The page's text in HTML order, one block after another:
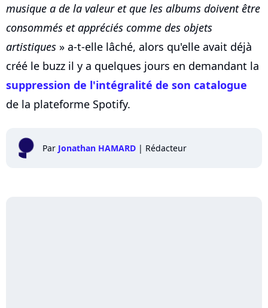
musique a de la valeur et que les albums doivent être
consommés et appréciés comme des objets
artistiques » a-t-elle lâché, alors qu'elle avait déjà
créé le buzz il y a quelques jours en demandant la
suppression de l'intégralité de son catalogue
de la plateforme Spotify.
Par Jonathan HAMARD | Rédacteur